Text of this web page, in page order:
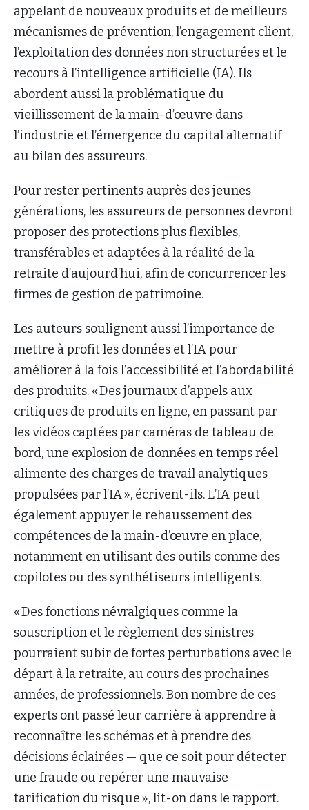
appelant de nouveaux produits et de meilleurs
mécanismes de prévention, l’engagement client,
l’exploitation des données non structurées et le
recours à l’intelligence artificielle (IA). Ils
abordent aussi la problématique du
vieillissement de la main-d’œuvre dans
l’industrie et l’émergence du capital alternatif
au bilan des assureurs.
Pour rester pertinents auprès des jeunes
générations, les assureurs de personnes devront
proposer des protections plus flexibles,
transférables et adaptées à la réalité de la
retraite d’aujourd’hui, afin de concurrencer les
firmes de gestion de patrimoine.
Les auteurs soulignent aussi l’importance de
mettre à profit les données et l’IA pour
améliorer à la fois l’accessibilité et l’abordabilité
des produits. « Des journaux d’appels aux
critiques de produits en ligne, en passant par
les vidéos captées par caméras de tableau de
bord, une explosion de données en temps réel
alimente des charges de travail analytiques
propulsées par l’IA », écrivent-ils. L’IA peut
également appuyer le rehaussement des
compétences de la main-d’œuvre en place,
notamment en utilisant des outils comme des
copilotes ou des synthétiseurs intelligents.
« Des fonctions névralgiques comme la
souscription et le règlement des sinistres
pourraient subir de fortes perturbations avec le
départ à la retraite, au cours des prochaines
années, de professionnels. Bon nombre de ces
experts ont passé leur carrière à apprendre à
reconnaître les schémas et à prendre des
décisions éclairées — que ce soit pour détecter
une fraude ou repérer une mauvaise
tarification du risque », lit-on dans le rapport.